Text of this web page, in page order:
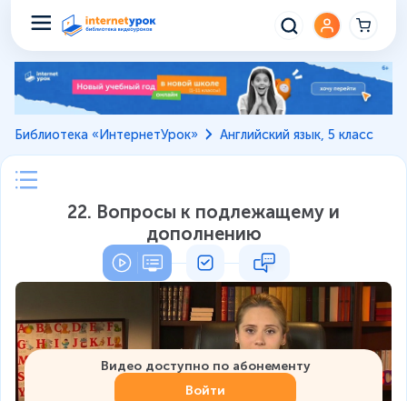
Библиотека «ИнтернетУрок» Английский язык, 5 класс
22. Вопросы к подлежащему и
дополнению
Видео доступно по абонементу
Войти